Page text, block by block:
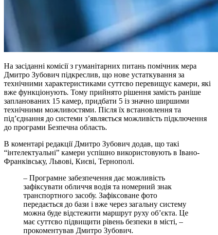
На засіданні комісії з гуманітарних питань помічник мера
Дмитро Зубович підкреслив, що нове устаткування за
технічними характеристиками суттєво перевищує камери, які
вже функціонують. Тому прийнято рішення замість раніше
запланованих 15 камер, придбати 5 із значно ширшими
технічними можливостями. Після їх встановлення та
під’єднання до системи з’являється можливість підключення
до програми Безпечна область.
В коментарі редакції Дмитро Зубович додав, що такі
“інтелектуальні” камери успішно використовують в Івано-
Франківську, Львові, Києві, Тернополі.
– Програмне забезпечення дає можливість
зафіксувати обличчя водія та номерний знак
транспортного засобу. Зафіксоване фото
передається до бази і вже через загальну систему
можна буде відстежити маршрут руху об’єкта. Це
має суттєво підвищити рівень безпеки в місті, –
прокоментував Дмитро Зубович.